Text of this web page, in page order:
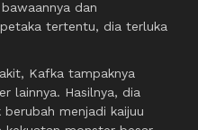
dan
tertentu, dia terluka
Kafka tampaknya
lainnya. Hasilnya, dia
menjadi kaijuu